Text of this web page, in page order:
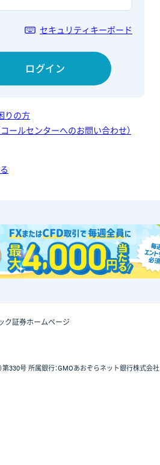
セキュリティキーボード
ログイン
りの方
ールセンターへのお問い合わせ）
ク証券ホームページ
第330号 所属銀行：GMOあおぞらネット銀行株式会社